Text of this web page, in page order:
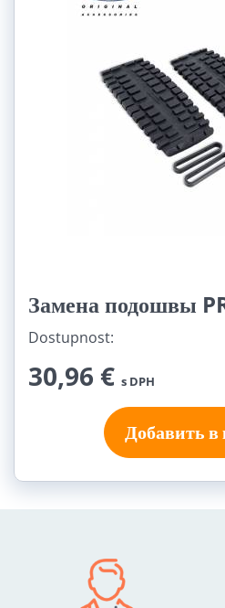
Замена подошвы
Dostupnost:
30,96 € s DPH
Добавить в